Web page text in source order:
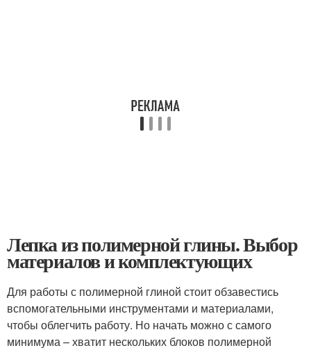
Лепка из полимерной глины. Выбор
материалов и комплектующих
Для работы с полимерной глиной стоит обзавестись
вспомогательными инструментами и материалами,
чтобы облегчить работу. Но начать можно с самого
минимума – хватит нескольких блоков полимерной